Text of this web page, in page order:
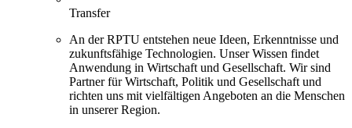
Transfer
An der RPTU entstehen neue Ideen, Erkenntnisse und
zukunftsfähige Technologien. Unser Wissen findet
Anwendung in Wirtschaft und Gesellschaft. Wir sind
Partner für Wirtschaft, Politik und Gesellschaft und
richten uns mit vielfältigen Angeboten an die Menschen
in unserer Region.